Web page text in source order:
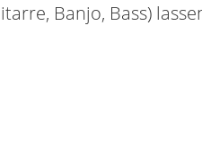
Banjo, Bass)